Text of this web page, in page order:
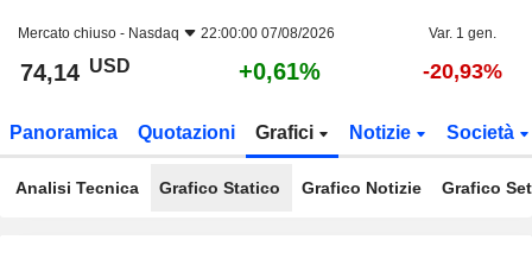
Mercato chiuso - Nasdaq 22:00:00 07/08/2026 Var. 1 gen.
74,14 USD +0,61% -20,93%
Panoramica Quotazioni Grafici Notizie Società
Analisi Tecnica Grafico Statico Grafico Notizie Grafico